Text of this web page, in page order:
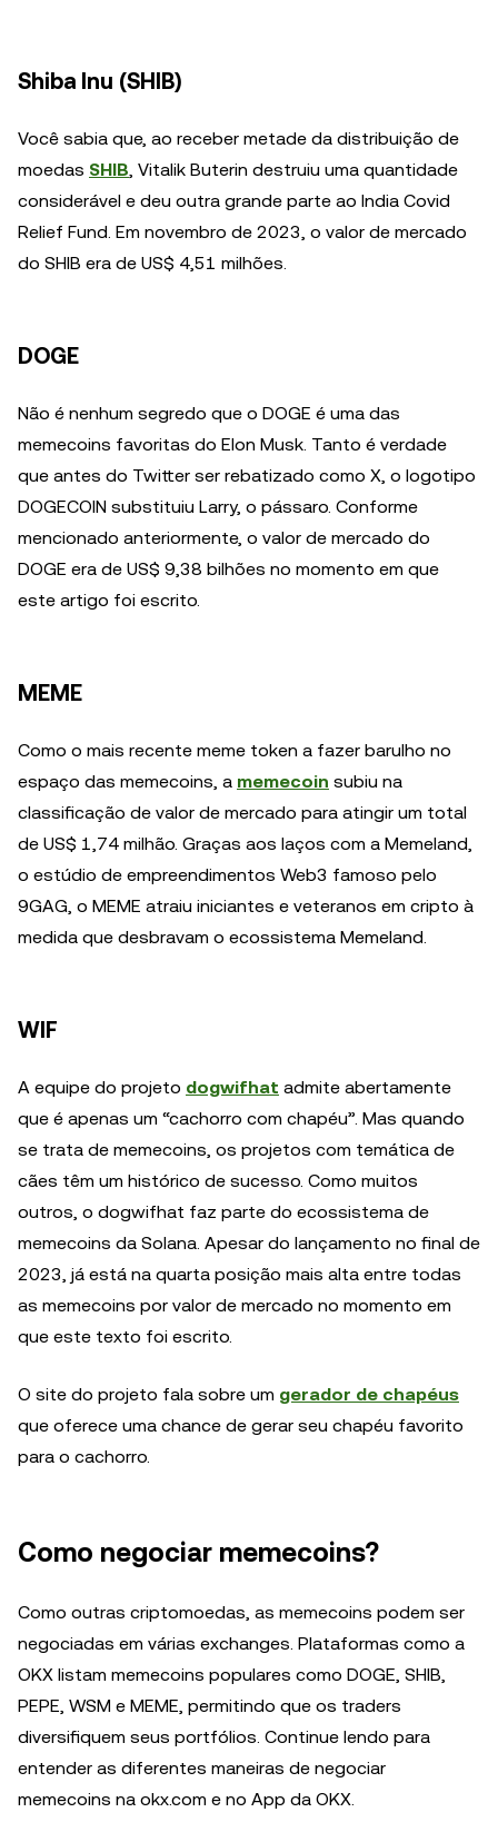
Shiba Inu (SHIB)
Você sabia que, ao receber metade da distribuição de
moedas SHIB, Vitalik Buterin destruiu uma quantidade
considerável e deu outra grande parte ao India Covid
Relief Fund. Em novembro de 2023, o valor de mercado
do SHIB era de US$ 4,51 milhões.
DOGE
Não é nenhum segredo que o DOGE é uma das
memecoins favoritas do Elon Musk. Tanto é verdade
que antes do Twitter ser rebatizado como X, o logotipo
DOGECOIN substituiu Larry, o pássaro. Conforme
mencionado anteriormente, o valor de mercado do
DOGE era de US$ 9,38 bilhões no momento em que
este artigo foi escrito.
MEME
Como o mais recente meme token a fazer barulho no
espaço das memecoins, a memecoin subiu na
classificação de valor de mercado para atingir um total
de US$ 1,74 milhão. Graças aos laços com a Memeland,
o estúdio de empreendimentos Web3 famoso pelo
9GAG, o MEME atraiu iniciantes e veteranos em cripto à
medida que desbravam o ecossistema Memeland.
WIF
A equipe do projeto dogwifhat admite abertamente
que é apenas um “cachorro com chapéu”. Mas quando
se trata de memecoins, os projetos com temática de
cães têm um histórico de sucesso. Como muitos
outros, o dogwifhat faz parte do ecossistema de
memecoins da Solana. Apesar do lançamento no final de
2023, já está na quarta posição mais alta entre todas
as memecoins por valor de mercado no momento em
que este texto foi escrito.
O site do projeto fala sobre um gerador de chapéus
que oferece uma chance de gerar seu chapéu favorito
para o cachorro.
Como negociar memecoins?
Como outras criptomoedas, as memecoins podem ser
negociadas em várias exchanges. Plataformas como a
OKX listam memecoins populares como DOGE, SHIB,
PEPE, WSM e MEME, permitindo que os traders
diversifiquem seus portfólios. Continue lendo para
entender as diferentes maneiras de negociar
memecoins na okx.com e no App da OKX.